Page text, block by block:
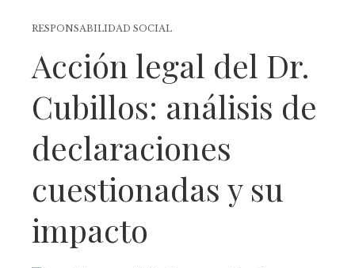
RESPONSABILIDAD SOCIAL
Acción legal del Dr.
Cubillos: análisis de
declaraciones
cuestionadas y su
impacto